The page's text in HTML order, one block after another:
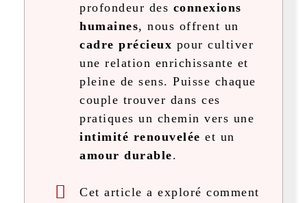
profondeur des connexions
humaines, nous offrent un
cadre précieux pour cultiver
une relation enrichissante et
pleine de sens. Puisse chaque
couple trouver dans ces
pratiques un chemin vers une
intimité renouvelée et un
amour durable.
Cet article a exploré comment